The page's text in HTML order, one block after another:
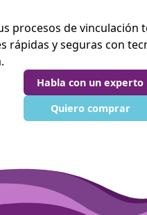
procesos de vinculación
rápidas y seguras con
Habla con un experto
Quiero comprar